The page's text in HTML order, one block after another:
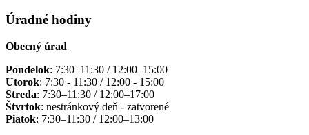
Úradné hodiny
Obecný úrad
Pondelok: 7:30–11:30 / 12:00–15:00
Utorok: 7:30 - 11:30 / 12:00 - 15:00
Streda: 7:30–11:30 / 12:00–17:00
Štvrtok: nestránkový deň - zatvorené
Piatok: 7:30–11:30 / 12:00–13:00